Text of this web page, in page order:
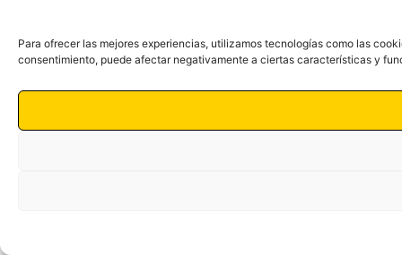
Para ofrecer las mejores experiencias, utilizamos tecnologías como las
consentimiento, puede afectar negativamente a ciertas características y